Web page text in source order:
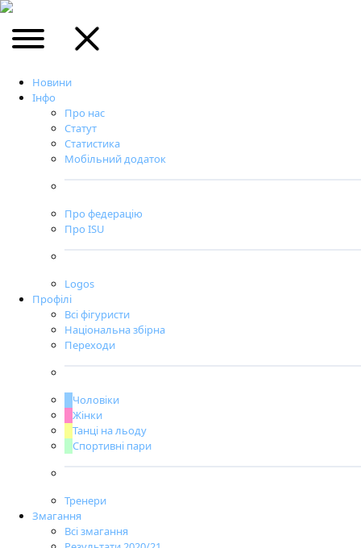
Новини
Інфо
Про нас
Статут
Статистика
Мобільний додаток
Про федерацію
Про ISU
Logos
Профілі
Всі фігуристи
Національна збірна
Переходи
Чоловіки
Жінки
Танці на льоду
Спортивні пари
Тренери
Змагання
Всі змагання